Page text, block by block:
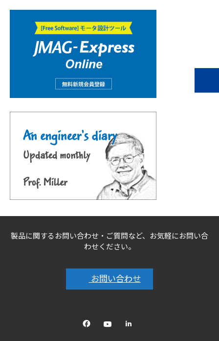
製品に関するお問い合わせ・ご質問など、お気軽にお問い合
わせください。
お問い合わせ
linkedin